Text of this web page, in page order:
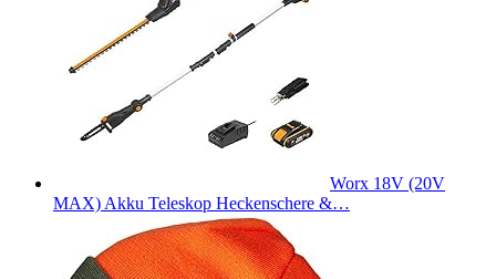
Worx 18V (20V
MAX) Akku Teleskop Heckenschere &…